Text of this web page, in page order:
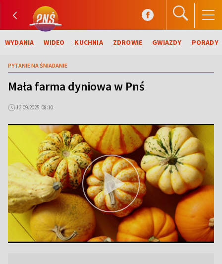
WYDANIA WIDEO KUCHNIA ZDROWIE GWIAZDY PORADY
PYTANIE NA ŚNIADANIE
Mała farma dyniowa w Pnś
13.09.2025, 08:10